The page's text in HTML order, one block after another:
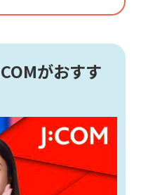
がおすす